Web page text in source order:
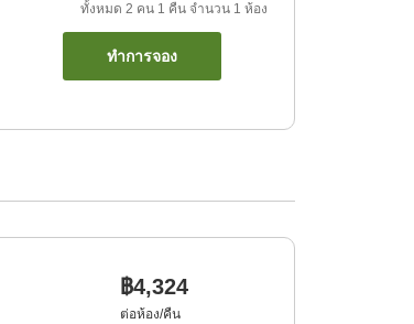
ทั้งหมด 2 คน 1 คืน จำนวน 1 ห้อง
ทำการจอง
฿4,324
ต่อห้อง/คืน